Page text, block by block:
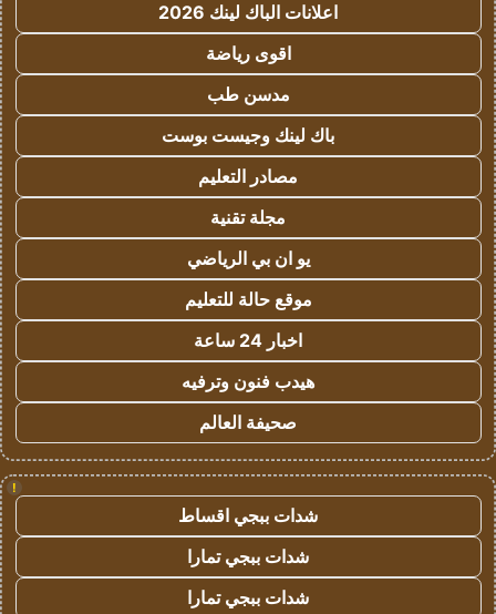
اعلانات الباك لينك 2026
اقوى رياضة
مدسن طب
باك لينك وجيست بوست
مصادر التعليم
مجلة تقنية
يو ان بي الرياضي
موقع حالة للتعليم
اخبار 24 ساعة
هيدب فنون وترفيه
صحيفة العالم
!
شدات ببجي اقساط
شدات ببجي تمارا
شدات ببجي تمارا